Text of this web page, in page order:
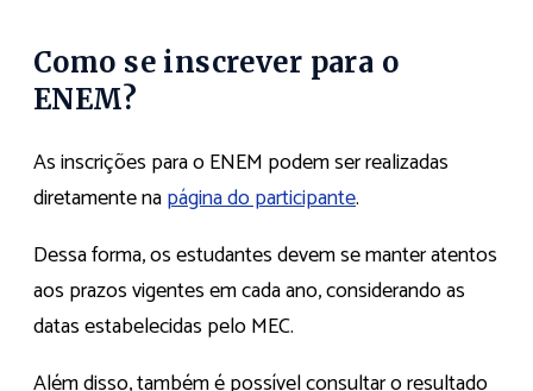
Como se inscrever para o
ENEM?
As inscrições para o ENEM podem ser realizadas
diretamente napágina do participante.
Dessa forma, os estudantes devem se manter atentos
aos prazos vigentes em cada ano, considerando as
datas estabelecidas pelo MEC.